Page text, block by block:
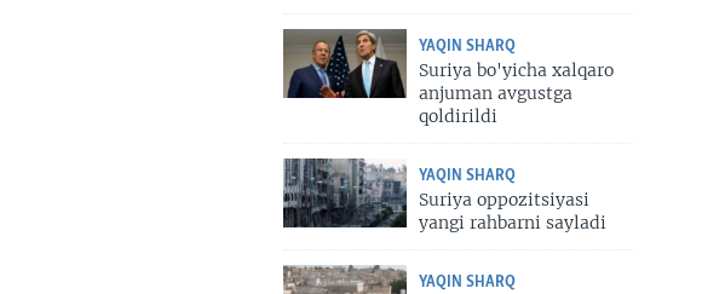
YAQIN SHARQ
Suriya bo'yicha xalqaro
anjuman avgustga
qoldirildi
YAQIN SHARQ
Suriya oppozitsiyasi
yangi rahbarni sayladi
YAQIN SHARQ